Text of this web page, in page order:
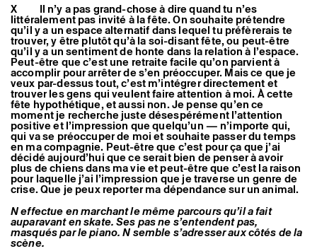
X Il n’y a pas grand-chose à dire quand tu n’es
littéralement pas invité à la fête. On souhaite prétendre
qu’il y a un espace alternatif dans lequel tu préfèrerais te
trouver, y être plutôt qu’à la soi-disant fête, ou peut-être
qu’il y a un sentiment de honte dans la relation à l’espace.
Peut-être que c’est une retraite facile qu’on parvient à
accomplir pour arrêter de s’en préoccuper. Mais ce que je
veux par-dessus tout, c’est m’intégrer directement et
trouver les gens qui veulent faire attention à moi. À cette
fête hypothétique, et aussi non. Je pense qu’en ce
moment je recherche juste désespérément l’attention
positive et l’impression que quelqu’un — n’importe qui,
qui va se préoccuper de moi et souhaite passer du temps
en ma compagnie. Peut-être que c’est pour ça que j’ai
décidé aujourd’hui que ce serait bien de penser à avoir
plus de chiens dans ma vie et peut-être que c’est la raison
pour laquelle j’ai l’impression que je traverse un genre de
crise. Que je peux reporter ma dépendance sur un animal.
N effectue en marchant le même parcours qu’il a fait
auparavant en skate. Ses pas ne s’entendent pas,
masqués par le piano. N semble s’adresser aux côtés de la
scène.